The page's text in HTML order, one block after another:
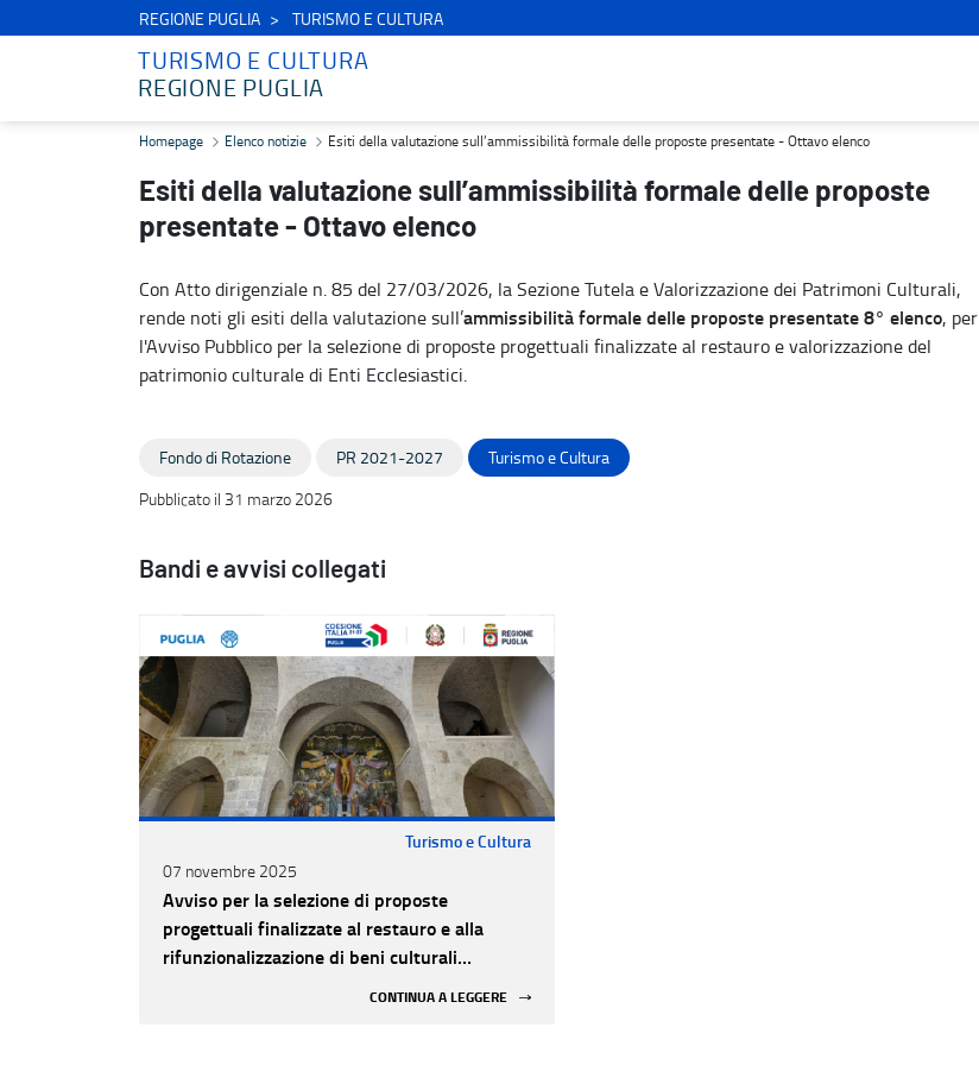
REGIONE PUGLIA TURISMO E CULTURA
TURISMO E CULTURA
REGIONE PUGLIA
Esiti della valutazione sull’ammissibilità formale delle proposte presentate - Ottavo elenco - Turismo e cultura
Homepage Elenco notizie Esiti della valutazione sull’ammissibilità formale delle proposte presentate - Ottavo elenco
Esiti della valutazione sull’ammissibilità formale delle proposte
presentate - Ottavo elenco
Con Atto dirigenziale n. 85 del 27/03/2026, la Sezione Tutela e Valorizzazione dei Patrimoni Culturali,
rende noti gli esiti della valutazione sull’ammissibilità formale delle proposte presentate8° elenco, per
l'Avviso Pubblico per la selezione di proposte progettuali finalizzate al restauro e valorizzazione del
patrimonio culturale di Enti Ecclesiastici.
Fondo di Rotazione PR 2021-2027
Turismo e Cultura
Pubblicato il 31 marzo 2026
Bandi e avvisi collegati
Turismo e Cultura
07 novembre 2025
Avviso per la selezione di proposte
progettuali finalizzate al restauro e alla
rifunzionalizzazione di beni culturali
CONTINUA A LEGGERE